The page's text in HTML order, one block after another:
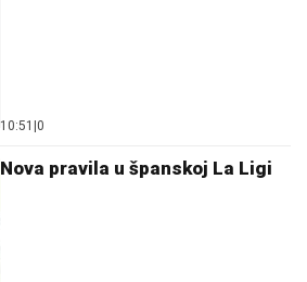
10:51 0
Nova pravila u španskoj La Ligi